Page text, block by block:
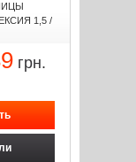
1,5 /
грн.